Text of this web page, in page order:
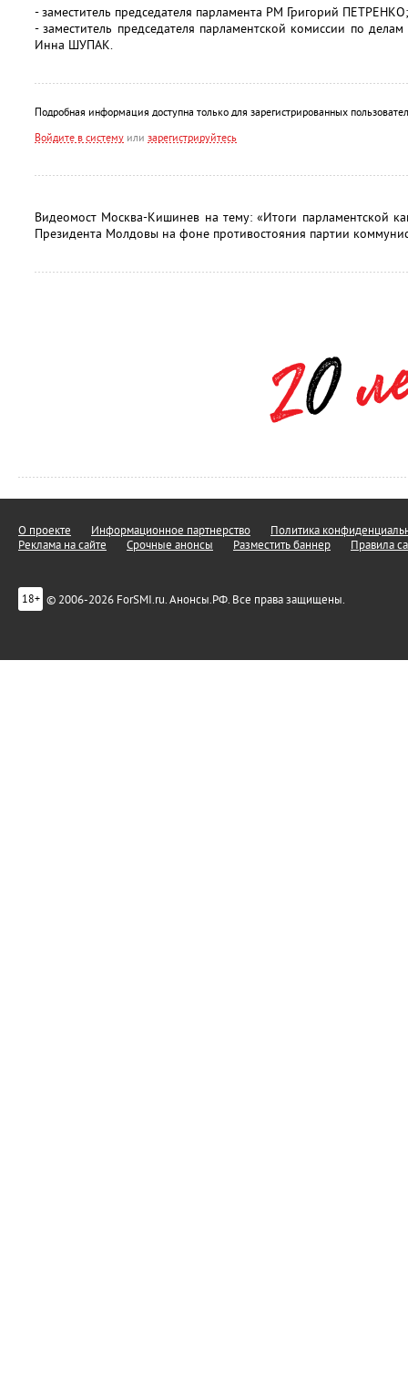
- заместитель председателя парламента РМ Григорий ПЕТРЕНКО;
- заместитель председателя парламентской комиссии по
Инна ШУПАК.
Подробная информация доступна только для зарегистрированных
Войдите в систему или зарегистрируйтесь
Видеомост Москва-Кишинев на тему: «Итоги парламентской
Президента Молдовы на фоне противостояния партии
О проекте Информационное партнерство
Политика
Реклама на сайте
Срочные анонсы Разместить баннер Правила
18+ © 2006-2026 ForSMI.ru. Анонсы.РФ. Все права защищены.